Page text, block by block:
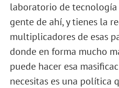
laboratorio de tecnología
gente de ahí, y tienes la
multiplicadores de esas
donde en forma mucho
puede hacer esa
necesitas es una política